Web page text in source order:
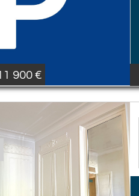
900 €